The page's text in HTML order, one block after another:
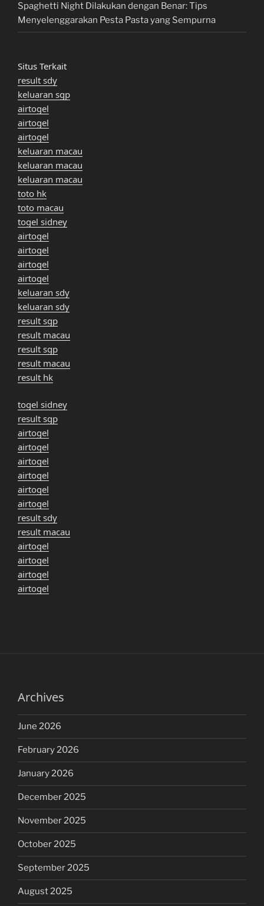
Spaghetti Night Dilakukan dengan Benar: Tips
Menyelenggarakan Pesta Pasta yang Sempurna
Situs Terkait
result sdy
keluaran sgp
airtogel
airtogel
airtogel
keluaran macau
keluaran macau
keluaran macau
toto hk
toto macau
togel sidney
airtogel
airtogel
airtogel
airtogel
keluaran sdy
keluaran sdy
result sgp
result macau
result sgp
result macau
result hk
togel sidney
result sgp
airtogel
airtogel
airtogel
airtogel
airtogel
airtogel
result sdy
result macau
airtogel
airtogel
airtogel
airtogel
Archives
June 2026
February 2026
January 2026
December 2025
November 2025
October 2025
September 2025
August 2025